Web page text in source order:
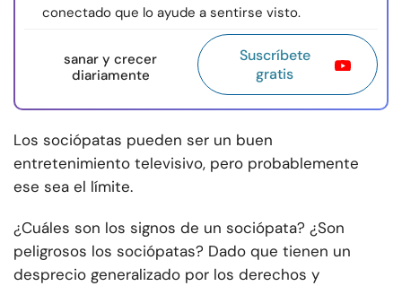
conectado que lo ayude a sentirse visto.
sanar y crecer
diariamente
Suscríbete
gratis
Los sociópatas pueden ser un buen
entretenimiento televisivo, pero probablemente
ese sea el límite.
¿Cuáles son los signos de un sociópata? ¿Son
peligrosos los sociópatas? Dado que tienen un
desprecio generalizado por los derechos y